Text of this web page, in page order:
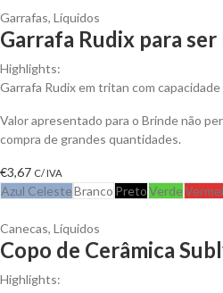
Garrafas, Líquidos
Garrafa Rudix para
Highlights:
Garrafa Rudix em tritan com
Valor apresentado para o Brinde não
compra de grandes quantidades.
€3,67 C/ IVA
Azul CelesteBranco PretoVerde
Canecas, Líquidos
Copo de Cerâmica
Highlights: